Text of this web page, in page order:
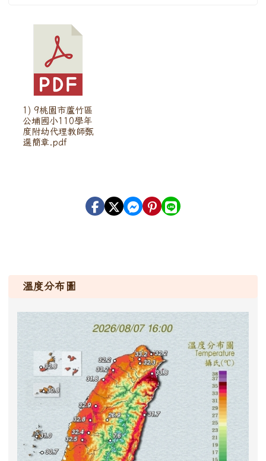
1) 9桃園市蘆竹區
公埔國小110學年
度附幼代理教師甄
選簡章.pdf
溫度分布圖